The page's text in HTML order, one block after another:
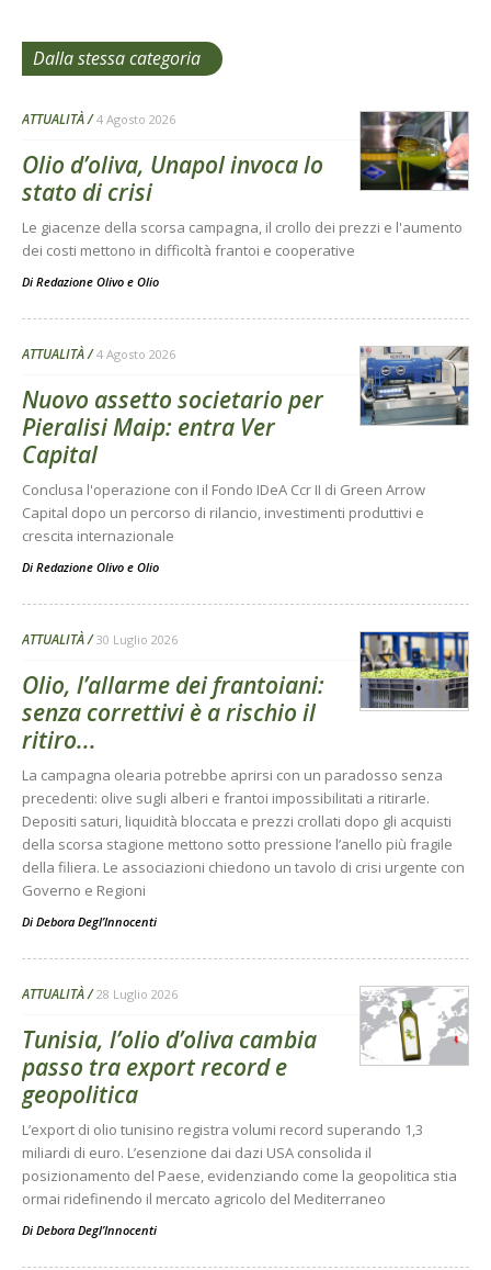
Dalla stessa categoria
ATTUALITÀ 4 Agosto 2026
Olio d’oliva, Unapol invoca lo
stato di crisi
Le giacenze della scorsa campagna, il crollo dei prezzi e l'aumento
dei costi mettono in difficoltà frantoi e cooperative
Di Redazione Olivo e Olio
ATTUALITÀ 4 Agosto 2026
Nuovo assetto societario per
Pieralisi Maip: entra Ver
Capital
Conclusa l'operazione con il Fondo IDeA Ccr II di Green Arrow
Capital dopo un percorso di rilancio, investimenti produttivi e
crescita internazionale
Di Redazione Olivo e Olio
ATTUALITÀ 30 Luglio 2026
Olio, l’allarme dei frantoiani:
senza correttivi è a rischio il
ritiro...
La campagna olearia potrebbe aprirsi con un paradosso senza
precedenti: olive sugli alberi e frantoi impossibilitati a ritirarle.
Depositi saturi, liquidità bloccata e prezzi crollati dopo gli acquisti
della scorsa stagione mettono sotto pressione l’anello più fragile
della filiera. Le associazioni chiedono un tavolo di crisi urgente con
Governo e Regioni
Di Debora Degl’Innocenti
ATTUALITÀ 28 Luglio 2026
Tunisia, l’olio d’oliva cambia
passo tra export record e
geopolitica
L’export di olio tunisino registra volumi record superando 1,3
miliardi di euro. L’esenzione dai dazi USA consolida il
posizionamento del Paese, evidenziando come la geopolitica stia
ormai ridefinendo il mercato agricolo del Mediterraneo
Di Debora Degl’Innocenti